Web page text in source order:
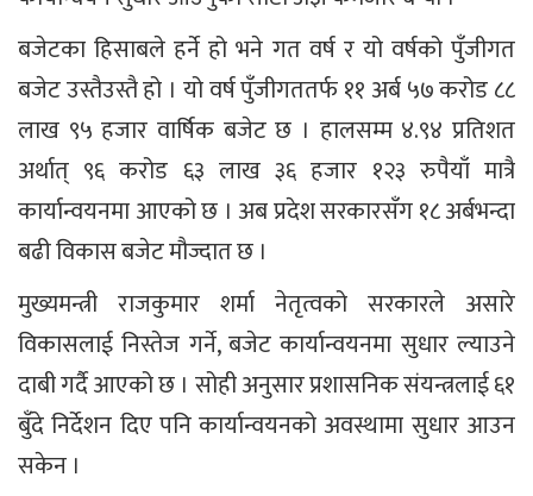
बजेटका हिसाबले हर्ने हो भने गत वर्ष र यो वर्षको पुँजीगत
बजेट उस्तैउस्तै हो । यो वर्ष पुँजीगततर्फ ११ अर्ब ५७ करोड ८८
लाख ९५ हजार वार्षिक बजेट छ । हालसम्म ४.९४ प्रतिशत
अर्थात् ९६ करोड ६३ लाख ३६ हजार १२३ रुपैयाँ मात्रै
कार्यान्वयनमा आएको छ । अब प्रदेश सरकारसँग १८ अर्बभन्दा
बढी विकास बजेट मौज्दात छ ।
मुख्यमन्त्री राजकुमार शर्मा नेतृत्वको सरकारले असारे
विकासलाई निस्तेज गर्ने, बजेट कार्यान्वयनमा सुधार ल्याउने
दाबी गर्दै आएको छ । सोही अनुसार प्रशासनिक संयन्त्रलाई ६१
बुँदे निर्देशन दिए पनि कार्यान्वयनको अवस्थामा सुधार आउन
सकेन ।